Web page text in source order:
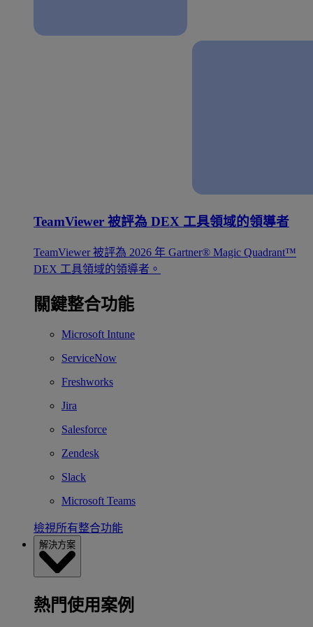
TeamViewer 被評為 DEX 工具領域的領導者
TeamViewer 被評為 2026 年 Gartner® Magic Quadrant™
DEX 工具領域的領導者。
關鍵整合功能
Microsoft Intune
ServiceNow
Freshworks
Jira
Salesforce
Zendesk
Slack
Microsoft Teams
檢視所有整合功能
解決方案
熱門使用案例